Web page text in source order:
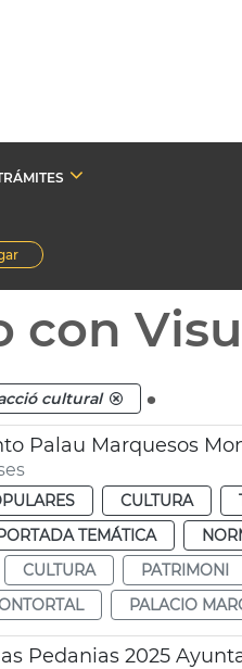
con
cultural .
Palau Marquesos
CULTURA
TEMÁTICA
CULTURA PATRIMONI
PALACIO
Pedanias 2025